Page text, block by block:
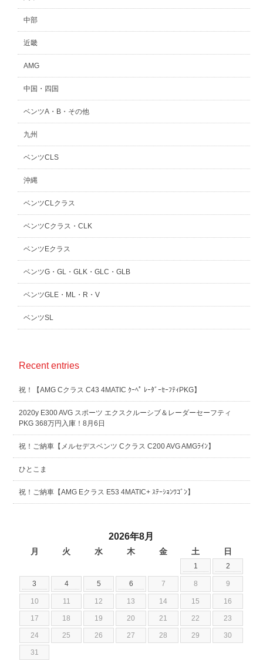
中部
近畿
AMG
中国・四国
ベンツA・B・その他
九州
ベンツCLS
沖縄
ベンツCLクラス
ベンツCクラス・CLK
ベンツEクラス
ベンツG・GL・GLK・GLC・GLB
ベンツGLE・ML・R・V
ベンツSL
Recent entries
祝！【AMG Cクラス C43 4MATIC ｸｰﾍﾟ ﾚｰﾀﾞｰｾｰﾌﾃｨPKG】
2020y E300 AVG スポーツ エクスクルーシブ＆レーダーセーフティ
PKG 368万円入庫！8月6日
祝！ご納車【メルセデスベンツ Cクラス C200 AVG AMGﾗｲﾝ】
ひとこま
祝！ご納車【AMG Eクラス E53 4MATIC+ ｽﾃｰｼｮﾝﾜｺﾞﾝ】
2026年8月
月 火 水 木 金 土 日
1 2
3 4 5 6 7 8 9
10 11 12 13 14 15 16
17 18 19 20 21 22 23
24 25 26 27 28 29 30
31